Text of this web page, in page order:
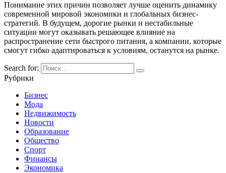
Понимание этих причин позволяет лучше оценить динамику
современной мировой экономики и глобальных бизнес-
стратегий. В будущем, дорогие рынки и нестабильные
ситуации могут оказывать решающее влияние на
распространение сети быстрого питания, а компании, которые
смогут гибко адаптироваться к условиям, останутся на рынке.
Search for:
Рубрики
Бизнес
Мода
Недвижимость
Новости
Образование
Общество
Спорт
Финансы
Экономика